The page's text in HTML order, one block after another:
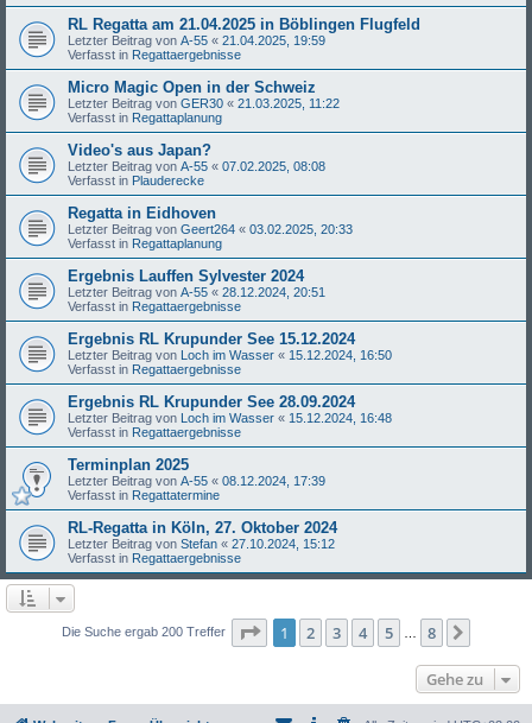
RL Regatta am 21.04.2025 in Böblingen Flugfeld
Letzter Beitrag von A-55 « 21.04.2025, 19:59
Verfasst in Regattaergebnisse
Micro Magic Open in der Schweiz
Letzter Beitrag von GER30 « 21.03.2025, 11:22
Verfasst in Regattaplanung
Video's aus Japan?
Letzter Beitrag von A-55 « 07.02.2025, 08:08
Verfasst in Plauderecke
Regatta in Eidhoven
Letzter Beitrag von Geert264 « 03.02.2025, 20:33
Verfasst in Regattaplanung
Ergebnis Lauffen Sylvester 2024
Letzter Beitrag von A-55 « 28.12.2024, 20:51
Verfasst in Regattaergebnisse
Ergebnis RL Krupunder See 15.12.2024
Letzter Beitrag von Loch im Wasser « 15.12.2024, 16:50
Verfasst in Regattaergebnisse
Ergebnis RL Krupunder See 28.09.2024
Letzter Beitrag von Loch im Wasser « 15.12.2024, 16:48
Verfasst in Regattaergebnisse
Terminplan 2025
Letzter Beitrag von A-55 « 08.12.2024, 17:39
Verfasst in Regattatermine
RL-Regatta in Köln, 27. Oktober 2024
Letzter Beitrag von Stefan « 27.10.2024, 15:12
Verfasst in Regattaergebnisse
Die Suche ergab 200 Treffer Seite 1von
1 2 3 4 5 8
Gehe zu